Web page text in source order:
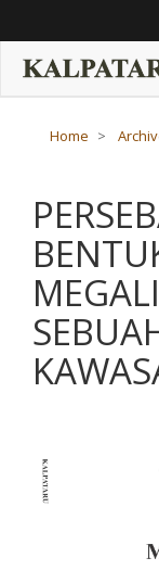
Main
Content
Home
Sidebar